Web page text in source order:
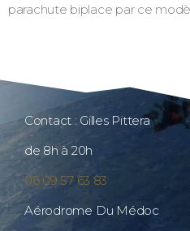
parachute biplace par ce
Contact : Gilles Pittera
de 8h à 20h
06 09 57 63 83
Aérodrome Du Médoc